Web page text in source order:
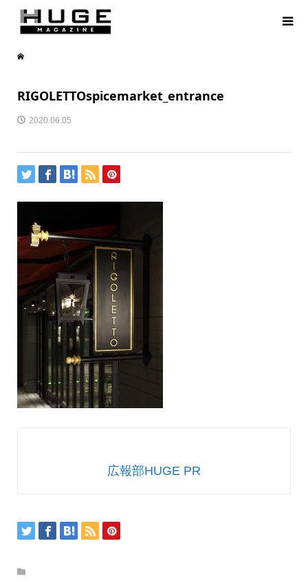
RIGOLETTOspicemarket_entrance
2020.06.05
広報部HUGE PR